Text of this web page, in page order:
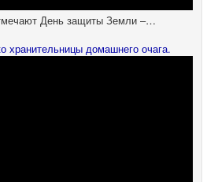
День защиты Земли –…
хранительницы домашнего очага.